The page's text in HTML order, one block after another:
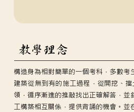
​教學理念
構造身為相對簡單的一個考科，多數
建築從無到有的施工過程，從開挖、
領，循序漸進的推敲找出正確解答，
工構築相互關係，提供背誦的機會。